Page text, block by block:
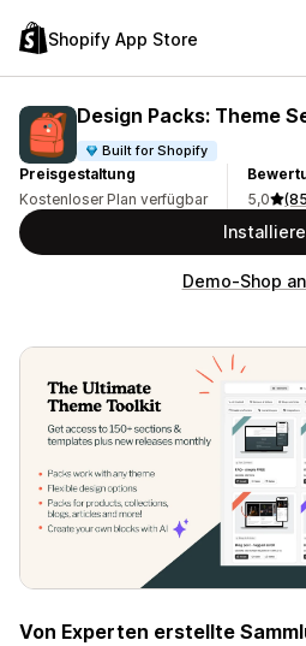
Shopify App Store
Design Packs: Theme
Built for Shopify
Preisgestaltung
Kostenloser Plan verfügbar
5,0
Demo-Shop
Von Experten erstellte